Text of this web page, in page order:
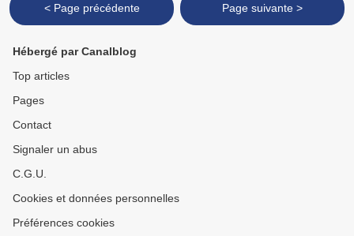
< Page précédente Page suivante >
Hébergé par Canalblog
Top articles
Pages
Contact
Signaler un abus
C.G.U.
Cookies et données personnelles
Préférences cookies